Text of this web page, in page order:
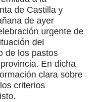
de Castilla y
de ayer
urgente de
del
de los pastos
En dicha
clara sobre
criterios